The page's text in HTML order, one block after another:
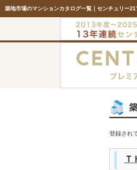
築地市場のマンションカタログ一覧｜センチュリー21
登録され